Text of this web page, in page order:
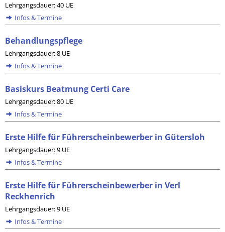
Lehrgangsdauer: 40 UE
Infos & Termine
Behandlungspflege
Lehrgangsdauer: 8 UE
Infos & Termine
Basiskurs Beatmung Certi Care
Lehrgangsdauer: 80 UE
Infos & Termine
Erste Hilfe für Führerscheinbewerber in Gütersloh
Lehrgangsdauer: 9 UE
Infos & Termine
Erste Hilfe für Führerscheinbewerber in Verl
Reckhenrich
Lehrgangsdauer: 9 UE
Infos & Termine